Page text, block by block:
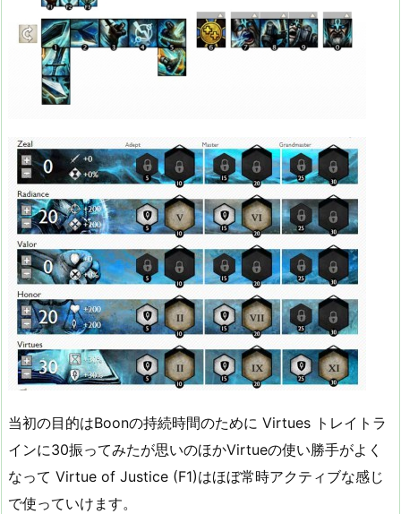
当初の目的はBoonの持続時間のために Virtues トレイトラ
インに30振ってみたが思いのほかVirtueの使い勝手がよく
なって Virtue of Justice (F1)はほぼ常時アクティブな感じ
で使っていけます。